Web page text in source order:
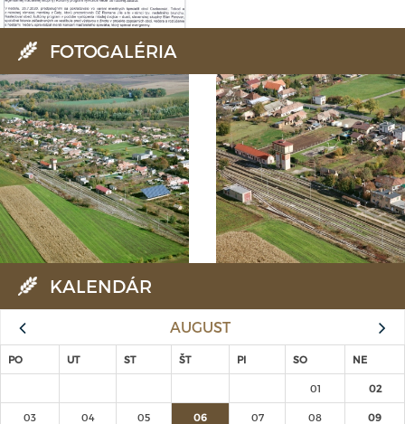
FOTOGALÉRIA
KALENDÁR
AUGUST
PO UT ST ŠT PI SO NE
01 02
03 04 05 06 07 08 09